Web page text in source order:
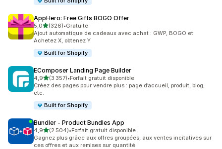
AppHero: Free Gifts BOGO Offer
5,0étoile(s) sur 5
(326)
326 avis au total
•Gratuite
Ajout automatique de cadeaux avec achat : GWP, BOGO et
Achetez X, obtenez Y
Built for Shopify
EComposer Landing Page Builder
4,9étoile(s) sur 5
(3 357)
3357 avis au total
•Forfait gratuit disponible
Créez des pages pour vendre plus : page d’accueil, produit, blog,
etc.
Built for Shopify
Bundler ‑ Product Bundles App
4,9étoile(s) sur 5
(2 504)
2504 avis au total
•Forfait gratuit disponible
Gagnez plus grâce aux offres groupées, aux ventes incitatives sur
ces offres et aux remises sur quantité